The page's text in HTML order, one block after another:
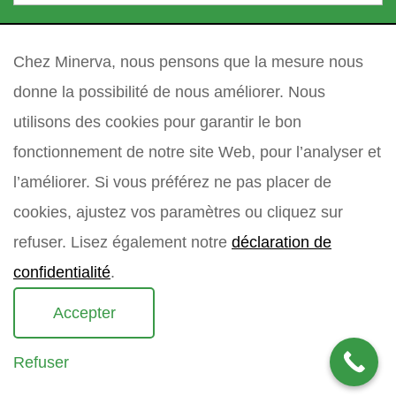
Copyright 2021 Minerva meettechniek B.V. sitemap
Chez Minerva, nous pensons que la mesure nous
donne la possibilité de nous améliorer. Nous
utilisons des cookies pour garantir le bon
fonctionnement de notre site Web, pour l’analyser et
l’améliorer. Si vous préférez ne pas placer de
cookies, ajustez vos paramètres ou cliquez sur
refuser. Lisez également notre déclaration de
confidentialité.
Accepter
Refuser